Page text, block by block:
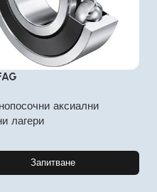
аксиални
лагери
Запитване